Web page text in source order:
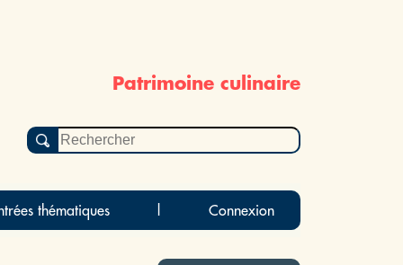
Patrimoine culinaire
thématiques Connexion